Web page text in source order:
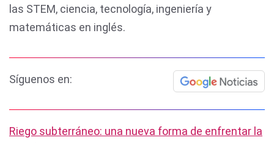
las STEM, ciencia, tecnología, ingeniería y
matemáticas en inglés.
Síguenos en:
Riego subterráneo: una nueva forma de enfrentar la